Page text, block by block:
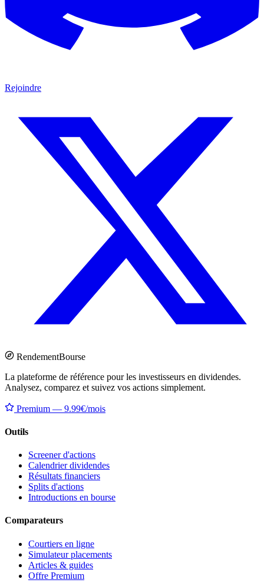
Rejoindre
RendementBourse
La plateforme de référence pour les investisseurs en dividendes.
Analysez, comparez et suivez vos actions simplement.
Premium — 9.99€/mois
Outils
Screener d'actions
Calendrier dividendes
Résultats financiers
Splits d'actions
Introductions en bourse
Comparateurs
Courtiers en ligne
Simulateur placements
Articles & guides
Offre Premium